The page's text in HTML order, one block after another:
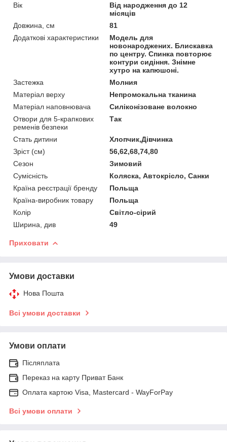
Вік
Від народження до 12
місяців
Довжина, см
81
Додаткові характеристики
Модель для
новонароджених. Блискавка
по центру. Спинка повторює
контури сидіння. Знімне
хутро на капюшоні.
Застежка
Молния
Матеріал верху
Непромокальна тканина
Матеріал наповнювача
Силіконізоване волокно
Отвори для 5-крапкових
ременів безпеки
Так
Стать дитини
Хлопчик,Дівчинка
Зріст (см)
56,62,68,74,80
Сезон
Зимовий
Сумісність
Коляска, Автокрісло, Санки
Країна реєстрації бренду
Польща
Країна-виробник товару
Польща
Колір
Світло-сірий
Ширина, див
49
Приховати
Умови доставки
Нова Пошта
Всі умови доставки
Умови оплати
Післяплата
Переказ на карту Приват Банк
Оплата картою Visa, Mastercard - WayForPay
Всі умови оплати